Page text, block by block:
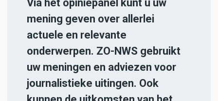
Via het opiniepanel kunt u uw
mening geven over allerlei
actuele en relevante
onderwerpen. ZO-NWS gebruikt
uw meningen en adviezen voor
journalistieke uitingen. Ook